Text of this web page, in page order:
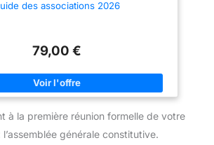
des associations 2026
79,00 €
à la première réunion formelle de votre
générale constitutive.